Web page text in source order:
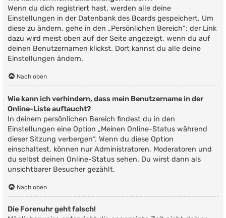
Wenn du dich registriert hast, werden alle deine
Einstellungen in der Datenbank des Boards gespeichert. Um
diese zu ändern, gehe in den „Persönlichen Bereich“; der Link
dazu wird meist oben auf der Seite angezeigt, wenn du auf
deinen Benutzernamen klickst. Dort kannst du alle deine
Einstellungen ändern.
Nach oben
Wie kann ich verhindern, dass mein Benutzername in der
Online-Liste auftaucht?
In deinem persönlichen Bereich findest du in den
Einstellungen eine Option „Meinen Online-Status während
dieser Sitzung verbergen“. Wenn du diese Option
einschaltest, können nur Administratoren, Moderatoren und
du selbst deinen Online-Status sehen. Du wirst dann als
unsichtbarer Besucher gezählt.
Nach oben
Die Forenuhr geht falsch!